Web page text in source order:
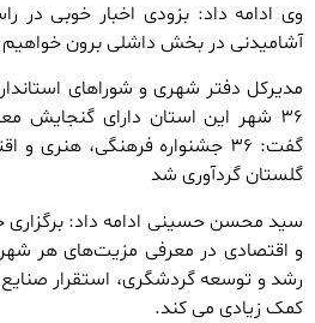
وی ادامه داد: بزودی اخبار خوبی در
آشامیدنی در بخش داشلی برون
مدیرکل دفتر شهری و شوراهای
۳۶ شهر این استان دارای گنجایش
گفت: ۳۶ جشنواره‌ فرهنگی،
گلستان گردآوری شد
سید محسن حسینی ادامه داد: برگزاری
و اقتصادی در معرفی مزیت‌های هر
رشد و توسعه گردشگری، استقرار صنایع
کمک زیادی می کند.